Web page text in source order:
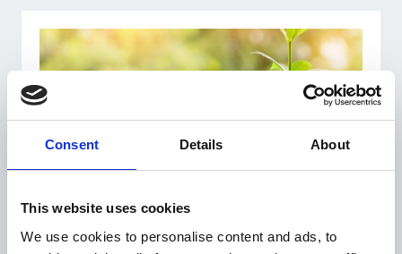
Consent Details About
This website uses cookies
We use cookies to personalise content and ads, to
Růst italské ekonomiky zrychlil ve druhém
čtvrtletí 2026